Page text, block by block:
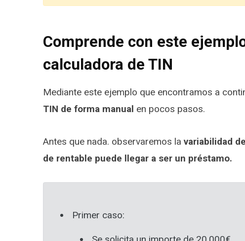
Comprende con este
calculadora de TIN
Mediante este ejemplo que encontramos a
TIN de forma manual en pocos pasos.
Antes que nada. observaremos la variabilidad
de rentable puede llegar a ser un préstamo.
Primer caso: